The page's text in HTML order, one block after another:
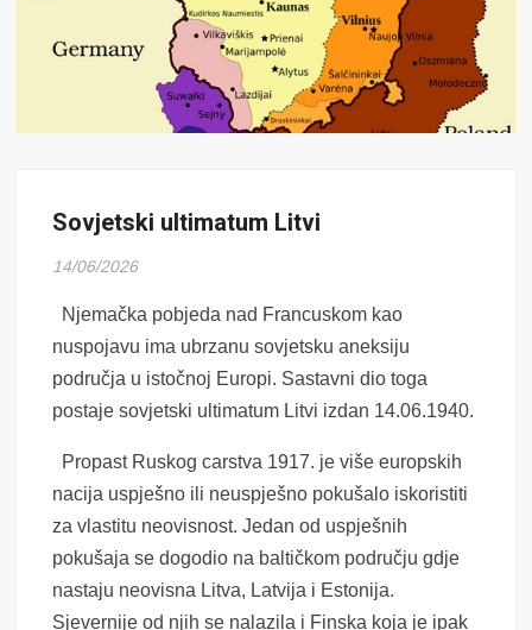
Sovjetski ultimatum Litvi
14/06/2026
Njemačka pobjeda nad Francuskom kao
nuspojavu ima ubrzanu sovjetsku aneksiju
područja u istočnoj Europi. Sastavni dio toga
postaje sovjetski ultimatum Litvi izdan 14.06.1940.
Propast Ruskog carstva 1917. je više europskih
nacija uspješno ili neuspješno pokušalo iskoristiti
za vlastitu neovisnost. Jedan od uspješnih
pokušaja se dogodio na baltičkom području gdje
nastaju neovisna Litva, Latvija i Estonija.
Sjevernije od njih se nalazila i Finska koja je ipak